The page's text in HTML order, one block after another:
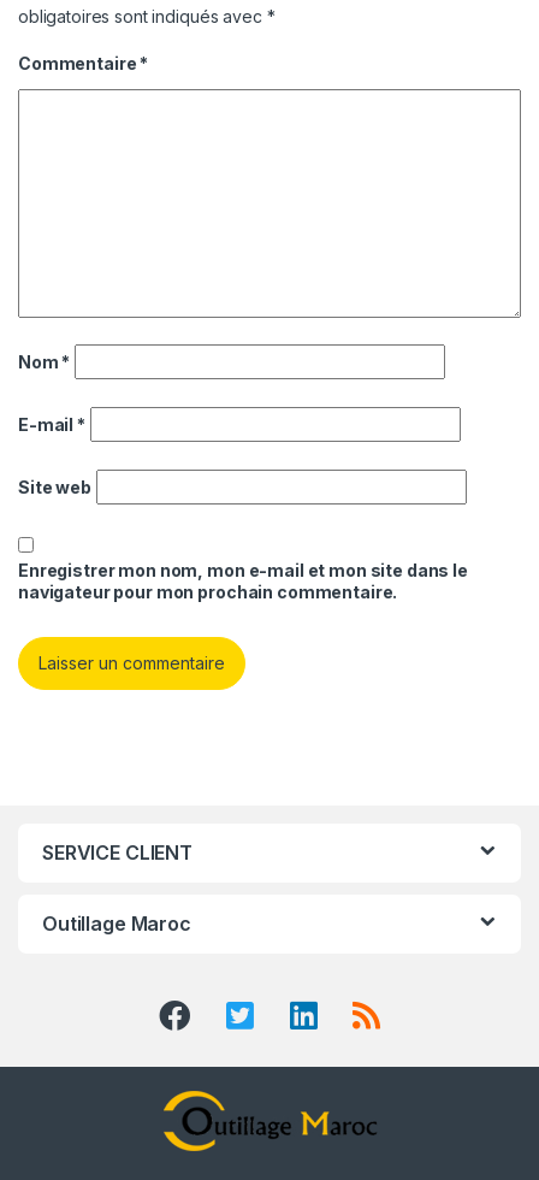
obligatoires sont indiqués avec *
Commentaire *
Nom *
E-mail *
Site web
Enregistrer mon nom, mon e-mail et mon site dans le
navigateur pour mon prochain commentaire.
SERVICE CLIENT
Outillage Maroc